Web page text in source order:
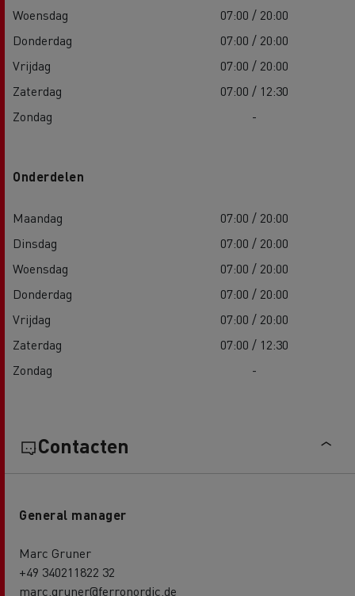
Woensdag
07:00 / 20:00
Donderdag
07:00 / 20:00
Vrijdag
07:00 / 20:00
Zaterdag
07:00 / 12:30
Zondag
-
Onderdelen
Maandag
07:00 / 20:00
Dinsdag
07:00 / 20:00
Woensdag
07:00 / 20:00
Donderdag
07:00 / 20:00
Vrijdag
07:00 / 20:00
Zaterdag
07:00 / 12:30
Zondag
-
Contacten
General manager
Marc Gruner
+49 340211822 32
marc.gruner@ferronordic.de